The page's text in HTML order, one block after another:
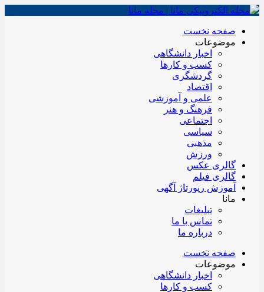
صفحه نخست
موضوعات
اخبار دانشگاهی
کسب و کارها
گردشگری
اقتصاد
علمی و آموزشی
فرهنگ و هنر
اجتماعی
سیاسی
مذهبی
ورزش
گالری عکس
گالری فیلم
آموزش رپورتاژ آگهی
مانا
تبلیغات
تماس با ما
درباره ما
صفحه نخست
موضوعات
اخبار دانشگاهی
کسب و کارها